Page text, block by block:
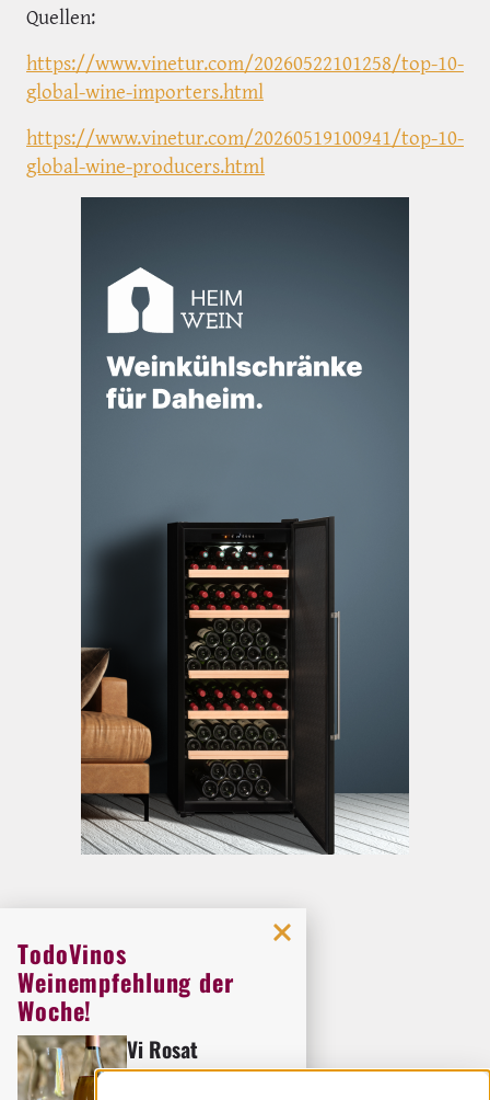
Quellen:
https://www.vinetur.com/20260522101258/top-10-
global-wine-importers.html
https://www.vinetur.com/20260519100941/top-10-
global-wine-producers.html
TodoVinos
Weinempfehlung der
Woche!
Vi Rosat